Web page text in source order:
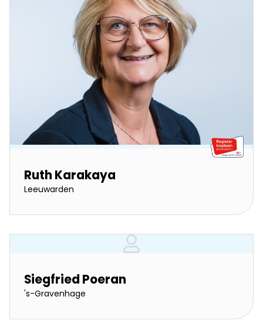
Ruth Karakaya
Leeuwarden
Siegfried Poeran
's-Gravenhage